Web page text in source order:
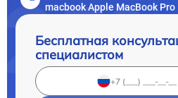
macbook Apple MacBook
Бесплатная
специалистом